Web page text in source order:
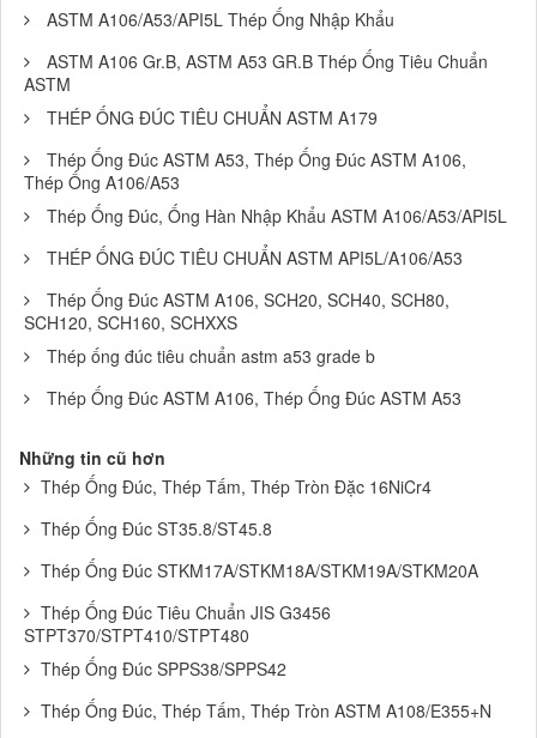
ASTM A106/A53/API5L Thép Ống Nhập Khẩu
ASTM A106 Gr.B, ASTM A53 GR.B Thép Ống Tiêu Chuẩn
ASTM
THÉP ỐNG ĐÚC TIÊU CHUẨN ASTM A179
Thép Ống Đúc ASTM A53, Thép Ống Đúc ASTM A106,
Thép Ống A106/A53
Thép Ống Đúc, Ống Hàn Nhập Khẩu ASTM A106/A53/API5L
THÉP ỐNG ĐÚC TIÊU CHUẨN ASTM API5L/A106/A53
Thép Ống Đúc ASTM A106, SCH20, SCH40, SCH80,
SCH120, SCH160, SCHXXS
Thép ống đúc tiêu chuẩn astm a53 grade b
Thép Ống Đúc ASTM A106, Thép Ống Đúc ASTM A53
Những tin cũ hơn
Thép Ống Đúc, Thép Tấm, Thép Tròn Đặc 16NiCr4
Thép Ống Đúc ST35.8/ST45.8
Thép Ống Đúc STKM17A/STKM18A/STKM19A/STKM20A
Thép Ống Đúc Tiêu Chuẩn JIS G3456
STPT370/STPT410/STPT480
Thép Ống Đúc SPPS38/SPPS42
Thép Ống Đúc, Thép Tấm, Thép Tròn ASTM A108/E355+N